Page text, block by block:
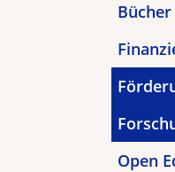
Bücher
Open